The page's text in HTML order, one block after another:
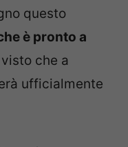
questo
è pronto a
visto che a
ufficialmente